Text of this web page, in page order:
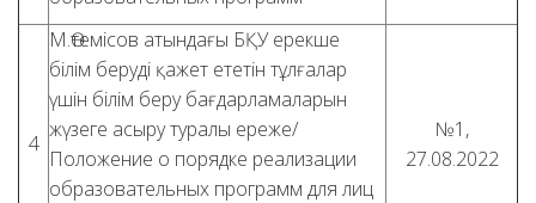
4
М.Өтемісов атындағы БҚУ ерекше
білім беруді қажет ететін тұлғалар
үшін білім беру бағдарламаларын
жүзеге асыру туралы ереже/
Положение о порядке реализации
образовательных программ для лиц
№1,
27.08.2022